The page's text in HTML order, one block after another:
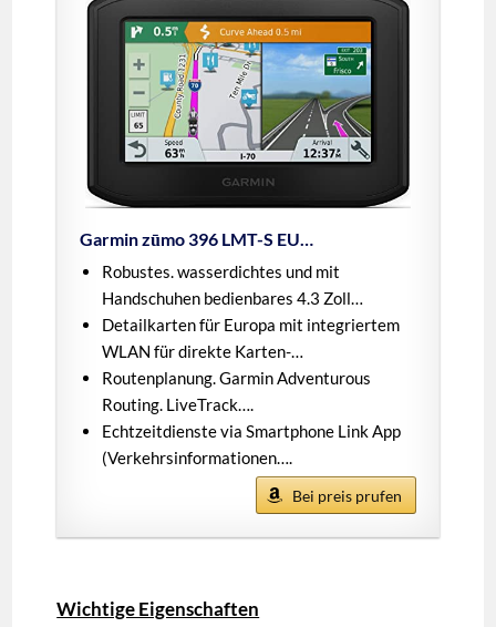
Garmin zūmo 396 LMT-S EU…
Robustes. wasserdichtes und mit
Handschuhen bedienbares 4.3 Zoll…
Detailkarten für Europa mit integriertem
WLAN für direkte Karten-…
Routenplanung. Garmin Adventurous
Routing. LiveTrack….
Echtzeitdienste via Smartphone Link App
(Verkehrsinformationen….
Bei preis prufen
Wichtige Eigenschaften